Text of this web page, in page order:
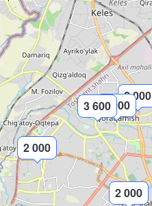
2 000
2 000
2 000
3 6002 000